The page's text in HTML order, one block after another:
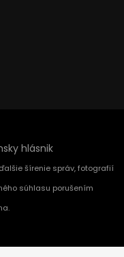
hlásnik
šírenie správ, fotografií
súhlasu porušením